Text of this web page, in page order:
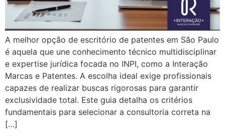
A melhor opção de escritório de patentes em São Paulo
é aquela que une conhecimento técnico multidisciplinar
e expertise jurídica focada no INPI, como a Interação
Marcas e Patentes. A escolha ideal exige profissionais
capazes de realizar buscas rigorosas para garantir
exclusividade total. Este guia detalha os critérios
fundamentais para selecionar a consultoria correta na
[…]